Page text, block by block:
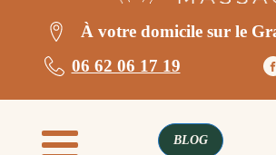
À votre domicile sur le
06 62 06 17 19
BLOG